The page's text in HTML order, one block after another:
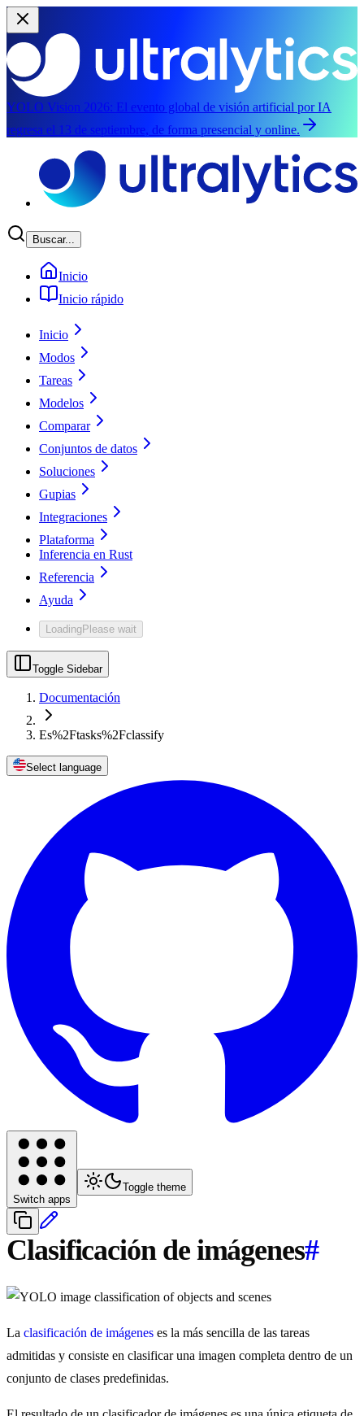
YOLO Vision 2026: El evento global de visión artificial por IA
regresa el 13 de septiembre, de forma presencial y online.
Buscar...
Inicio
Inicio rápido
Inicio
Modos
Tareas
Modelos
Comparar
Conjuntos de datos
Soluciones
Gupias
Integraciones
Plataforma
Inferencia en Rust
Referencia
Ayuda
LoadingPlease wait
Toggle Sidebar
Documentación
Es%2Ftasks%2Fclassify
Select language
Switch apps
Toggle theme
Clasificación de imágenes#
La clasificación de imágenes es la más sencilla de las tareas
admitidas y consiste en clasificar una imagen completa dentro de un
conjunto de clases predefinidas.